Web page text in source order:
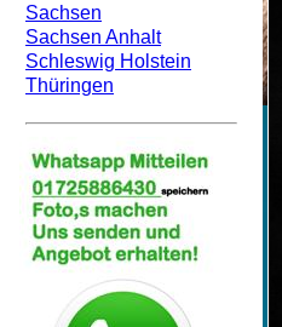
Sachsen
Sachsen Anhalt
Schleswig Holstein
Thüringen